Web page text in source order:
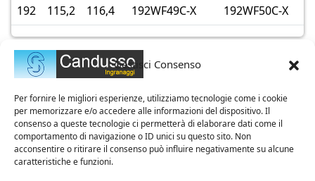
Gestisci Consenso
Per fornire le migliori esperienze, utilizziamo tecnologie come i cookie
per memorizzare e/o accedere alle informazioni del dispositivo. Il
consenso a queste tecnologie ci permetterà di elaborare dati come il
comportamento di navigazione o ID unici su questo sito. Non
acconsentire o ritirare il consenso può influire negativamente su alcune
caratteristiche e funzioni.
192
115,2 116,4 192WF49C-X 192WF50C-X